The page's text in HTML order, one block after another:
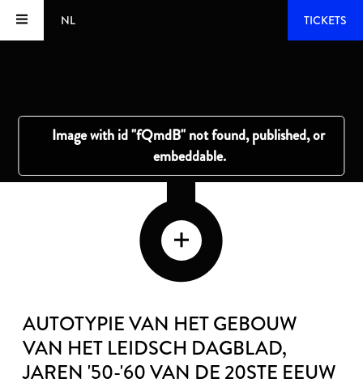
NL TICKETS
AUTOTYPIE VAN HET GEBOUW
VAN HET LEIDSCH DAGBLAD,
JAREN '50-'60 VAN DE 20STE EEUW